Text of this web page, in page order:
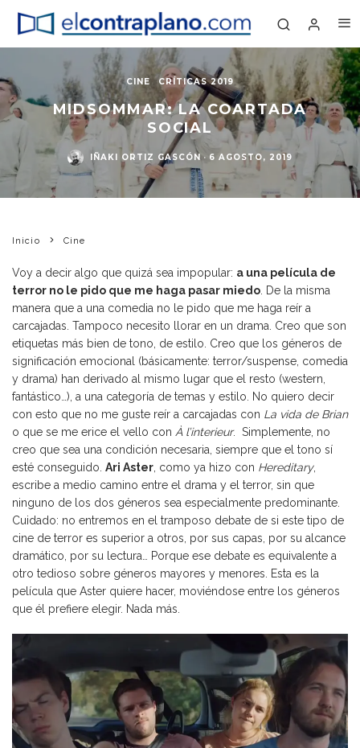
CINE CRÍTICAS 2019
MIDSOMMAR: LA COARTADA
SOCIAL
IÑAKI ORTIZ GASCÓN · 6 AGOSTO, 2019
Inicio Cine
Voy a decir algo que quizá sea impopular: a una película de
terror no le pido que me haga pasar miedo . De la misma
manera que a una comedia no le pido que me haga reír a
carcajadas. Tampoco necesito llorar en un drama. Creo que son
etiquetas más bien de tono, de estilo. Creo que los géneros de
significación emocional (básicamente: terror/suspense, comedia
y drama) han derivado al mismo lugar que el resto (western,
fantástico…), a una categoría de temas y estilo. No quiero decir
con esto que no me guste reír a carcajadas con La vida de Brian
o que se me erice el vello con À l’interieur. Simplemente, no
creo que sea una condición necesaria, siempre que el tono sí
esté conseguido. Ari Aster , como ya hizo con Hereditary,
escribe a medio camino entre el drama y el terror, sin que
ninguno de los dos géneros sea especialmente predominante.
Cuidado: no entremos en el tramposo debate de si este tipo de
cine de terror es superior a otros, por sus capas, por su alcance
dramático, por su lectura… Porque ese debate es equivalente a
otro tedioso sobre géneros mayores y menores. Esta es la
película que Aster quiere hacer, moviéndose entre los géneros
que él prefiere elegir. Nada más.